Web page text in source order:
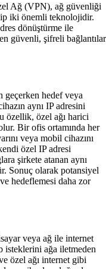
Ağ (VPN), ağ güvenliği
iki önemli teknolojidir.
dönüştürme ile
güvenli, şifreli bağlantılar
geçerken hedef veya
aynı IP adresini
özellik, özel ağı harici
Bir ofis ortamında her
veya mobil cihazını
özel IP adresi
şirkete atanan aynı
Sonuç olarak potansiyel
ve hedeflemesi daha zor
veya ağ ile internet
isteklerini ağa iletmeden
özel ağı internet gibi